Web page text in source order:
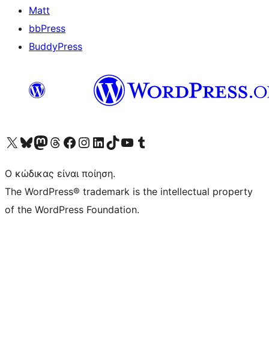
Matt
bbPress
BuddyPress
Visit our X (formerly Twitter) account
Visit our Bluesky account
Επισκεφθείτε τον λογαριασμό μας στο Mastodon
Visit our Threads account
Επισκεφτείτε τη σελίδα μας στο Facebook
Επισκεφθείτε τον λογαριασμό μας Instagram
Επισκεφθείτε τον λογαριασμό μας LinkedIn
Visit our TikTok account
Visit our YouTube channel
Visit our Tumblr account
Ο κώδικας είναι ποίηση.
The WordPress® trademark is the intellectual property
of the WordPress Foundation.